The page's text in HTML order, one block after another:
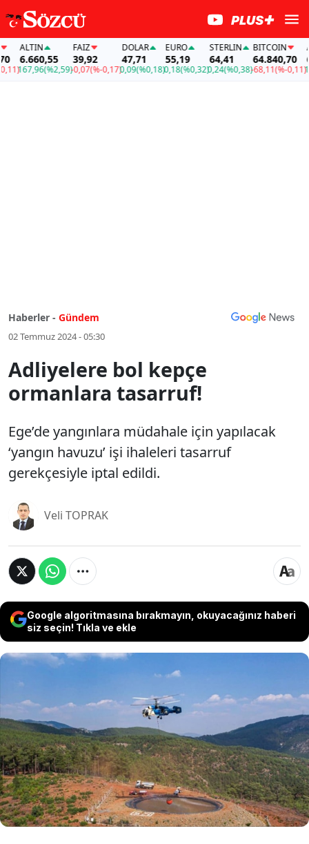
ALTIN
6.660,55
167,96(%2,59)
FAİZ
39,92
-0,07(%-0,17)
DOLAR
47,71
0,09(%0,18)
EURO
55,19
0,18(%0,32)
STERLIN
64,41
0,24(%0,38)
BITCOIN
64.840,70
-68,11(%-0,11)
Haberler - Gündem
02 Temmuz 2024 - 05:30
Adliyelere bol kepçe
ormanlara tasarruf!
Ege’de yangınlara müdahale için yapılacak
‘yangın havuzu’ işi ihaleleri tasarruf
gerekçesiyle iptal edildi.
Veli TOPRAK
Google algoritmasına bırakmayın, okuyacağınız haberi
siz seçin! Tıkla ve ekle
Ege’de yangınlara müdahale için
yapılacak ‘yangın havuzu’ işi ihaleleri
tasarruf gerekçesiyle iptal edildi.